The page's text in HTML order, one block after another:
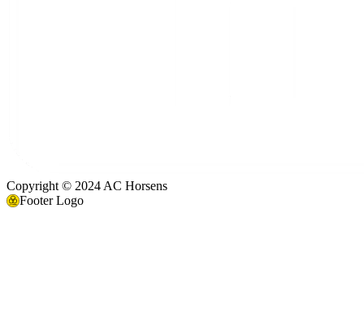
Copyright © 2024 AC Horsens
Footer Logo